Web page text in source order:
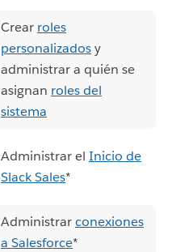
Crear roles
personalizadosy
administrar a quién se
asignan roles del
sistema
Administrar el Inicio de
Slack Sales*
Administrarconexiones
a Salesforce*